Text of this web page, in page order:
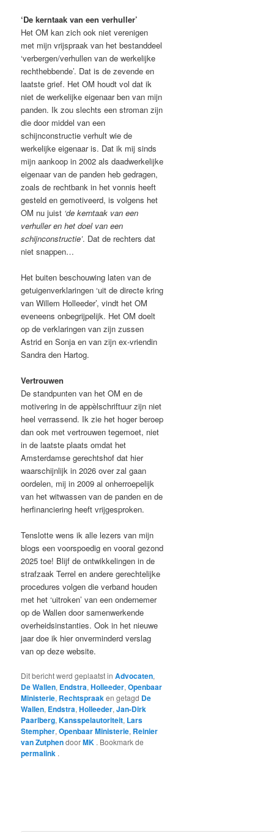
‘De kerntaak van een verhuller’
Het OM kan zich ook niet verenigen
met mijn vrijspraak van het bestanddeel
‘verbergen/verhullen van de werkelijke
rechthebbende’. Dat is de zevende en
laatste grief. Het OM houdt vol dat ik
niet de werkelijke eigenaar ben van mijn
panden. Ik zou slechts een stroman zijn
die door middel van een
schijnconstructie verhult wie de
werkelijke eigenaar is. Dat ik mij sinds
mijn aankoop in 2002 als daadwerkelijke
eigenaar van de panden heb gedragen,
zoals de rechtbank in het vonnis heeft
gesteld en gemotiveerd, is volgens het
OM nu juist ‘de kerntaak van een
verhuller en het doel van een
schijnconstructie’. Dat de rechters dat
niet snappen…
Het buiten beschouwing laten van de
getuigenverklaringen ‘uit de directe kring
van Willem Holleeder’, vindt het OM
eveneens onbegrijpelijk. Het OM doelt
op de verklaringen van zijn zussen
Astrid en Sonja en van zijn ex-vriendin
Sandra den Hartog.
Vertrouwen
De standpunten van het OM en de
motivering in de appèlschriftuur zijn niet
heel verrassend. Ik zie het hoger beroep
dan ook met vertrouwen tegemoet, niet
in de laatste plaats omdat het
Amsterdamse gerechtshof dat hier
waarschijnlijk in 2026 over zal gaan
oordelen, mij in 2009 al onherroepelijk
van het witwassen van de panden en de
herfinanciering heeft vrijgesproken.
Tenslotte wens ik alle lezers van mijn
blogs een voorspoedig en vooral gezond
2025 toe! Blijf de ontwikkelingen in de
strafzaak Terrel en andere gerechtelijke
procedures volgen die verband houden
met het ‘uitroken’ van een ondernemer
op de Wallen door samenwerkende
overheidsinstanties. Ook in het nieuwe
jaar doe ik hier onverminderd verslag
van op deze website.
Dit bericht werd geplaatst inAdvocaten,
De Wallen, Endstra,Holleeder,Openbaar
Ministerie, Rechtspraaken getagd De
Wallen, Endstra,Holleeder,Jan-Dirk
Paarlberg,Kansspelautoriteit, Lars
Stempher,Openbaar Ministerie, Reinier
van ZutphendoorMK . Bookmark de
permalink .